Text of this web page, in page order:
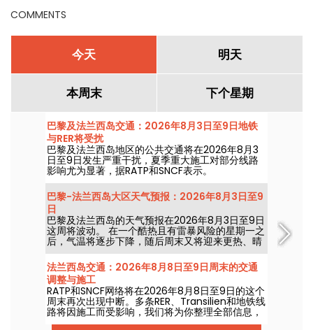
COMMENTS
今天 明天
本周末 下个星期
巴黎及法兰西岛交通：2026年8月3日至9日地铁
与RER将受扰
巴黎及法兰西岛地区的公共交通将在2026年8月3
日至9日发生严重干扰，夏季重大施工对部分线路
影响尤为显著，据RATP和SNCF表示。
巴黎-法兰西岛大区天气预报：2026年8月3日至9
日
巴黎及法兰西岛的天气预报在2026年8月3日至9日
这周将波动。 在一个酷热且有雷暴风险的星期一之
后，气温将逐步下降，随后周末又将迎来更热、晴
朗的天气。
法兰西岛交通：2026年8月8日至9日周末的交通
调整与施工
RATP和SNCF网络将在2026年8月8日至9日的这个
周末再次出现中断。多条RER、Transilien和地铁线
路将因施工而受影响，我们将为你整理全部信息，
帮助你提前规划出行。